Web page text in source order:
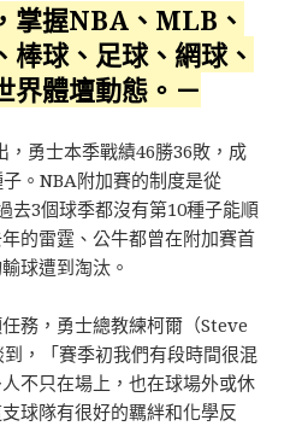
，掌握NBA、MLB、
棒球、足球、網球、
界體壇動態。－
勇士本季戰績46勝36敗，成
。NBA附加賽的制度是從
去3個球季都沒有第10種子能順
的雷霆、公牛都曾在附加賽首
球遭到淘汰。
務，勇士總教練柯爾（Steve
，「賽季初我們有段時間很混
不只在場上，也在球場外或休
球隊有很好的羈絆和化學反